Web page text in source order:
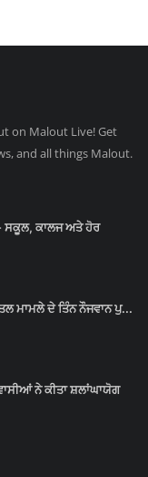
on Malout Live! Get
and all things Malout.
ਸਕੂਲ, ਕਾਲਜ ਅਤੇ ਹੋਰ
ਮਾਮਲੇ ਦੇ ਤਿੰਨ ਨੌਜਵਾਨ ਪੁ...
ਨੇ ਕੀਤਾ ਸ਼ਲਾਂਘਾਯੋਗ